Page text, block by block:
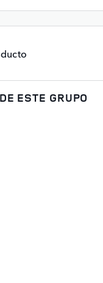
ESTE GRUPO